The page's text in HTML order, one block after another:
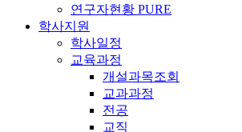
연구자현황 PURE
학사지원
학사일정
교육과정
개설과목조회
교과과정
전공
교직